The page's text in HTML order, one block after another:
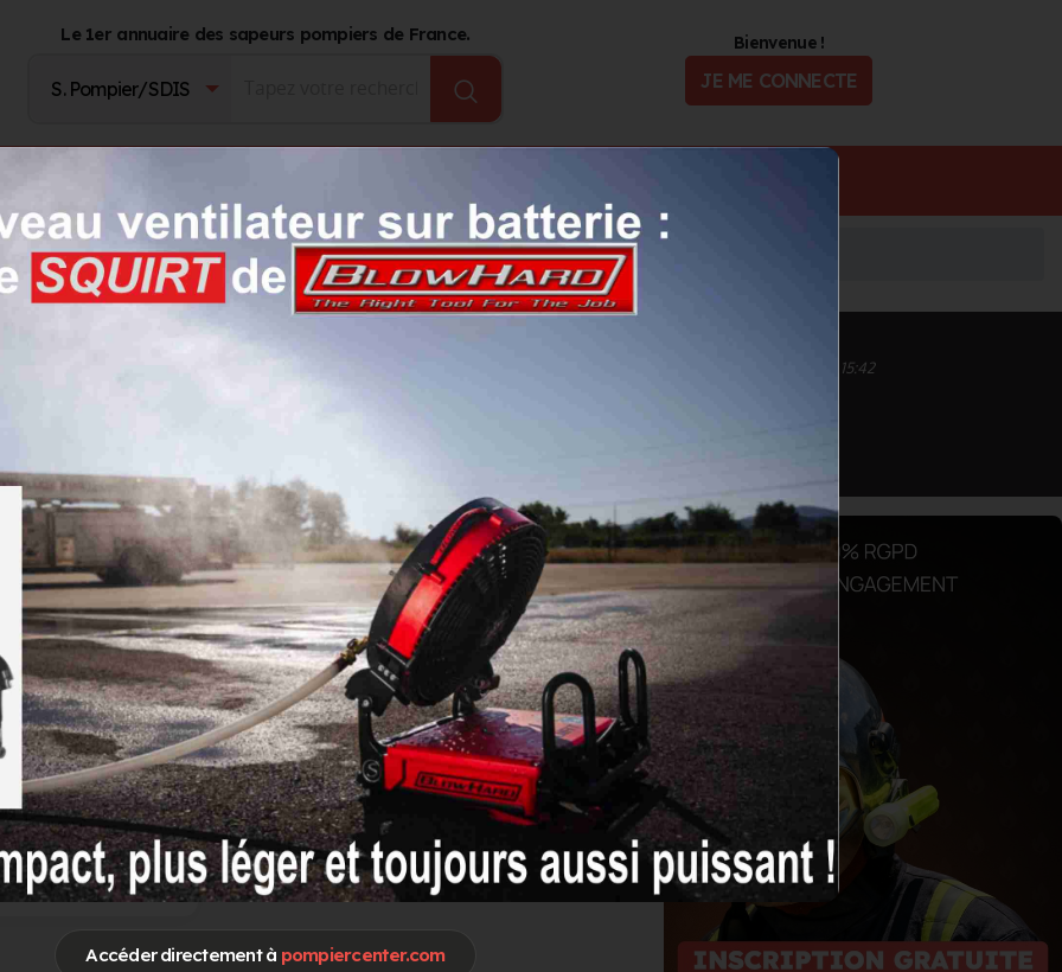
Accéder directement à pompiercenter.com
Le 1er annuaire des sapeurs pompiers de France. Bienvenue !
JE ME CONNECTE
Philippe
Informations mises à jour le 28/09/2020 à 15:42
publicité sur
Pompier Center